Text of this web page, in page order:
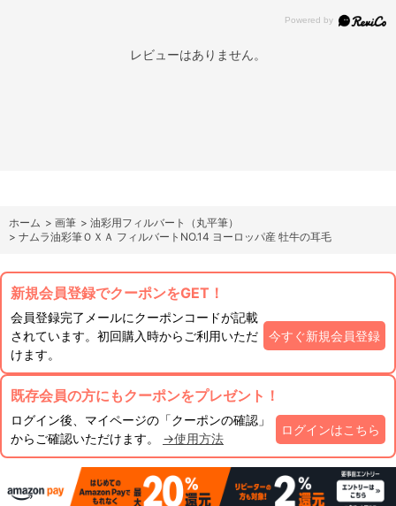
レビューはありません。
ホーム > 画筆 > 油彩用フィルバート（丸平筆）
> ナムラ油彩筆ＯＸＡ フィルバートNO.14 ヨーロッパ産 牡牛の耳毛
新規会員登録でクーポンをGET！
会員登録完了メールにクーポンコードが記載
されています。初回購入時からご利用いただ
けます。
今すぐ新規会員登録
既存会員の方にもクーポンをプレゼント！
ログイン後、マイページの「クーポンの確認」
からご確認いただけます。 →使用方法
ログインはこちら